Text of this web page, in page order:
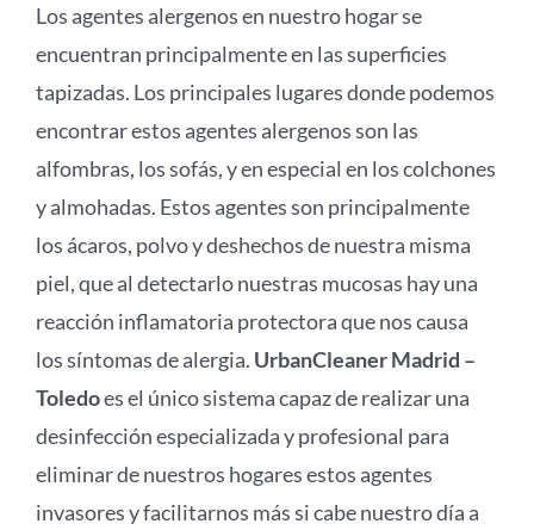
Los agentes alergenos en nuestro hogar se
encuentran principalmente en las superficies
tapizadas. Los principales lugares donde podemos
encontrar estos agentes alergenos son las
alfombras, los sofás, y en especial en los colchones
y almohadas. Estos agentes son principalmente
los ácaros, polvo y deshechos de nuestra misma
piel, que al detectarlo nuestras mucosas hay una
reacción inflamatoria protectora que nos causa
los síntomas de alergia. UrbanCleaner Madrid –
Toledoes el único sistema capaz de realizar una
desinfección especializada y profesional para
eliminar de nuestros hogares estos agentes
invasores y facilitarnos más si cabe nuestro día a